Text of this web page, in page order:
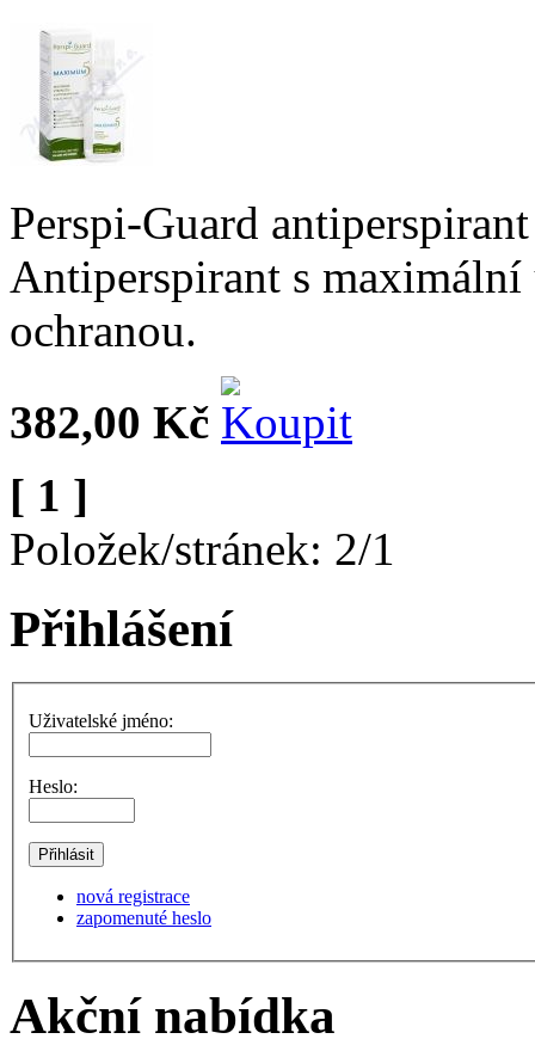
Perspi-Guard
Antiperspirant s
ochranou.
382,00 Kč
[ 1 ]
Položek/stránek: 2/1
Přihlášení
Uživatelské jméno:
Heslo:
nová registrace
zapomenuté heslo
Akční nabídka